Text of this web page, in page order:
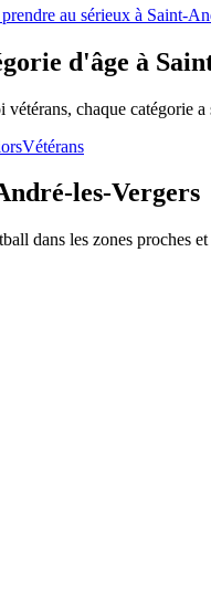
au sérieux à Saint-
d'âge à
chaque catégorie a
Vétérans
les-Vergers
dans les zones proches